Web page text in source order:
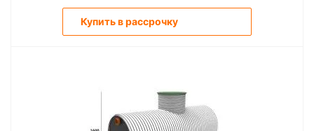
Купить в рассрочку